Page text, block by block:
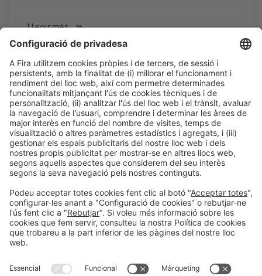
LLegir més
Informació legalAvís legal Política de privacitatPolítica de cookies